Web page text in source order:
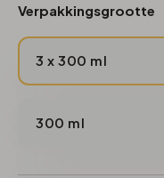
Verpakkingsgrootte
3 x 300 ml
300 ml